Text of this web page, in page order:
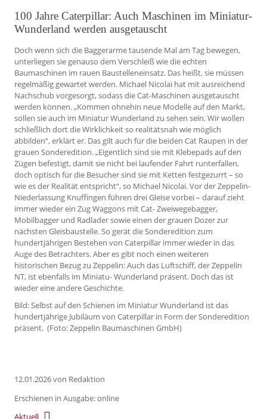
100 Jahre Caterpillar: Auch Maschinen im Miniatur-
Wunderland werden ausgetauscht
Doch wenn sich die Baggerarme tausende Mal am Tag bewegen,
unterliegen sie genauso dem Verschleiß wie die echten
Baumaschinen im rauen Baustelleneinsatz. Das heißt, sie müssen
regelmäßig gewartet werden. Michael Nicolai hat mit ausreichend
Nachschub vorgesorgt, sodass die Cat-Maschinen ausgetauscht
werden können. „Kommen ohnehin neue Modelle auf den Markt,
sollen sie auch im Miniatur Wunderland zu sehen sein. Wir wollen
schließlich dort die Wirklichkeit so realitätsnah wie möglich
abbilden“, erklärt er. Das gilt auch für die beiden Cat Raupen in der
grauen Sonderedition. „Eigentlich sind sie mit Klebepads auf den
Zügen befestigt, damit sie nicht bei laufender Fahrt runterfallen,
doch optisch für die Besucher sind sie mit Ketten festgezurrt – so
wie es der Realität entspricht“, so Michael Nicolai. Vor der Zeppelin-
Niederlassung Knuffingen führen drei Gleise vorbei – darauf zieht
immer wieder ein Zug Waggons mit Cat- Zweiwegebagger,
Mobilbagger und Radlader sowie einen der grauen Dozer zur
nächsten Gleisbaustelle. So gerät die Sonderedition zum
hundertjährigen Bestehen von Caterpillar immer wieder in das
Auge des Betrachters. Aber es gibt noch einen weiteren
historischen Bezug zu Zeppelin: Auch das Luftschiff, der Zeppelin
NT, ist ebenfalls im Miniatu- Wunderland präsent. Doch das ist
wieder eine andere Geschichte.
Bild: Selbst auf den Schienen im Miniatur Wunderland ist das
hundertjährige Jubiläum von Caterpillar in Form der Sonderedition
präsent. (Foto: Zeppelin Baumaschinen GmbH)
12.01.2026von Redaktion
Erschienen in Ausgabe: online
Aktuell